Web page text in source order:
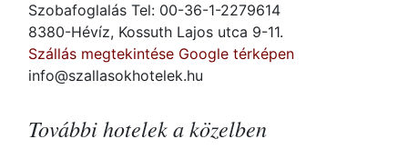
Szobafoglalás Tel: 00-36-1-2279614
8380-Hévíz, Kossuth Lajos utca 9-11.
Szállás megtekintése Google térképen
info@szallasokhotelek.hu
További hotelek a közelben